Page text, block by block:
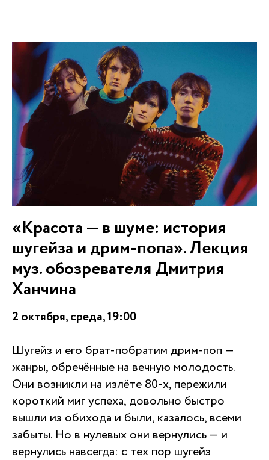
«Красота — в шуме: история
шугейза и дрим-попа». Лекция
муз. обозревателя Дмитрия
Ханчина
2 октября, среда, 19:00
Шугейз и его брат-побратим дрим-поп —
жанры, обречённые на вечную молодость.
Они возникли на излёте 80-х, пережили
короткий миг успеха, довольно быстро
вышли из обихода и были, казалось, всеми
забыты. Но в нулевых они вернулись — и
вернулись навсегда: с тех пор шугейз